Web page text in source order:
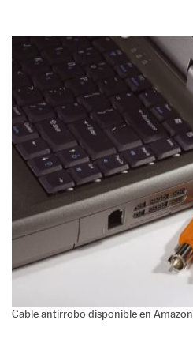
Cable antirrobo disponible en Amazon.